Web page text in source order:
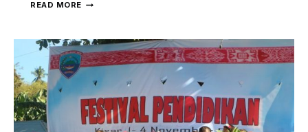
READ MORE
PENDIDIKAN
ANAK
DAN
GURU
PAUD